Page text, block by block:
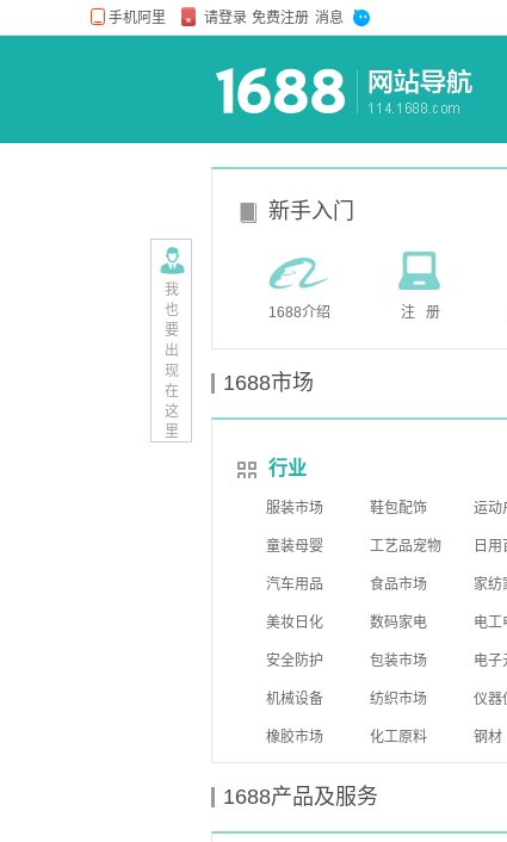
新手入门
1688介绍 注 册
1688市场
行业
服装市场 鞋包配饰 运动
童装母婴 工艺品宠物 日用
汽车用品 食品市场 家纺
美妆日化 数码家电 电工
安全防护 包装市场 电子
机械设备 纺织市场 仪器
橡胶市场 化工原料 钢材
1688产品及服务
我
也
要
出
现
在
这
里